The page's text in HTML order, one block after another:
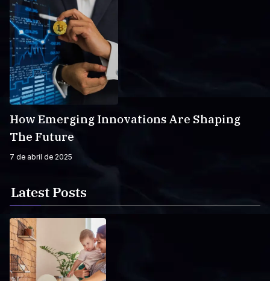
How Emerging Innovations Are Shaping
The Future
7 de abril de 2025
Latest Posts